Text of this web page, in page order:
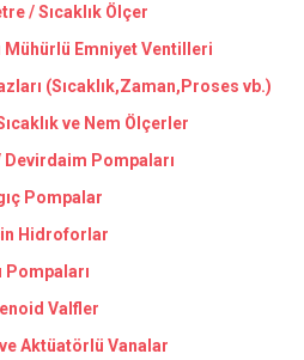
/ Sıcaklık Ölçer
Mühürlü Emniyet Ventilleri
(Sıcaklık,Zaman,Proses vb.)
ve Nem Ölçerler
Pompaları
Pompalar
Hidroforlar
Pompaları
Valfler
Aktüatörlü Vanalar